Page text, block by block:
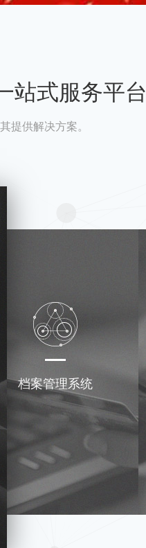
站式服务平台
提供解决方案。
档案管理系统